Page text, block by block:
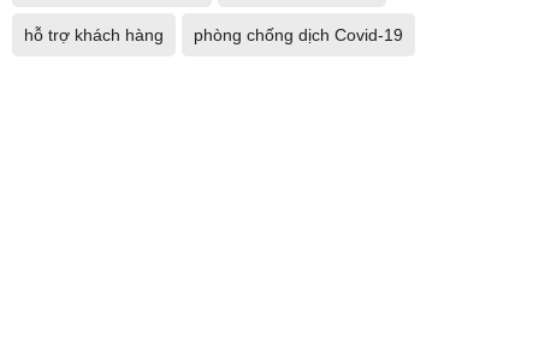
hỗ trợ khách hàng phòng chống dịch Covid-19